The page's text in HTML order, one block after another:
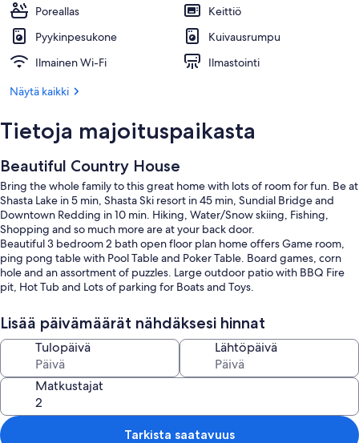
Poreallas
Keittiö
Pyykinpesukone
Kuivausrumpu
Ilmainen Wi-Fi
Ilmastointi
Näytä kaikki
Tietoja majoituspaikasta
Beautiful Country House
Bring the whole family to this great home with lots of room for fun. Be at
Shasta Lake in 5 min, Shasta Ski resort in 45 min, Sundial Bridge and
Downtown Redding in 10 min. Hiking, Water/Snow skiing, Fishing,
Shopping and so much more are at your back door.
Beautiful 3 bedroom 2 bath open floor plan home offers Game room,
ping pong table with Pool Table and Poker Table. Board games, corn
hole and an assortment of puzzles. Large outdoor patio with BBQ Fire
pit, Hot Tub and Lots of parking for Boats and Toys.
Small dog allowed with approval.
Lisää päivämäärät nähdäksesi hinnat
Tulopäivä Lähtöpäivä
Matkustajat
Tarkista saatavuus